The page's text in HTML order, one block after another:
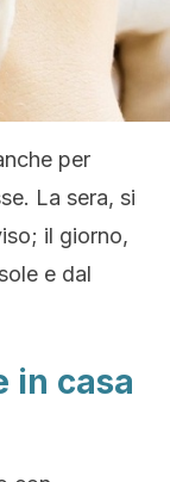
per
La sera, si
il giorno,
e dal
in casa